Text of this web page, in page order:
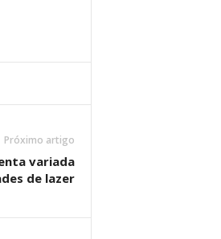
Próximo artigo
variada
de lazer